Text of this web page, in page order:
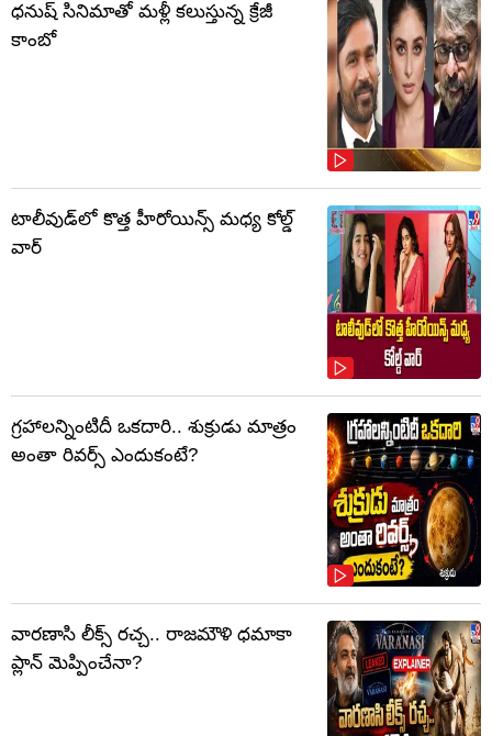
ధనుష్ సినిమాతో మళ్లీ కలుస్తున్న క్రేజీ
కాంబో
టాలీవుడ్‌లో కొత్త హీరోయిన్స్ మధ్య కోల్డ్
వార్
గ్రహాలన్నింటిదీ ఒకదారి.. శుక్రుడు మాత్రం
అంతా రివర్స్ ఎందుకంటే?
వారణాసి లీక్స్ రచ్చ.. రాజమౌళి ధమాకా
ప్లాన్ మెప్పించేనా?